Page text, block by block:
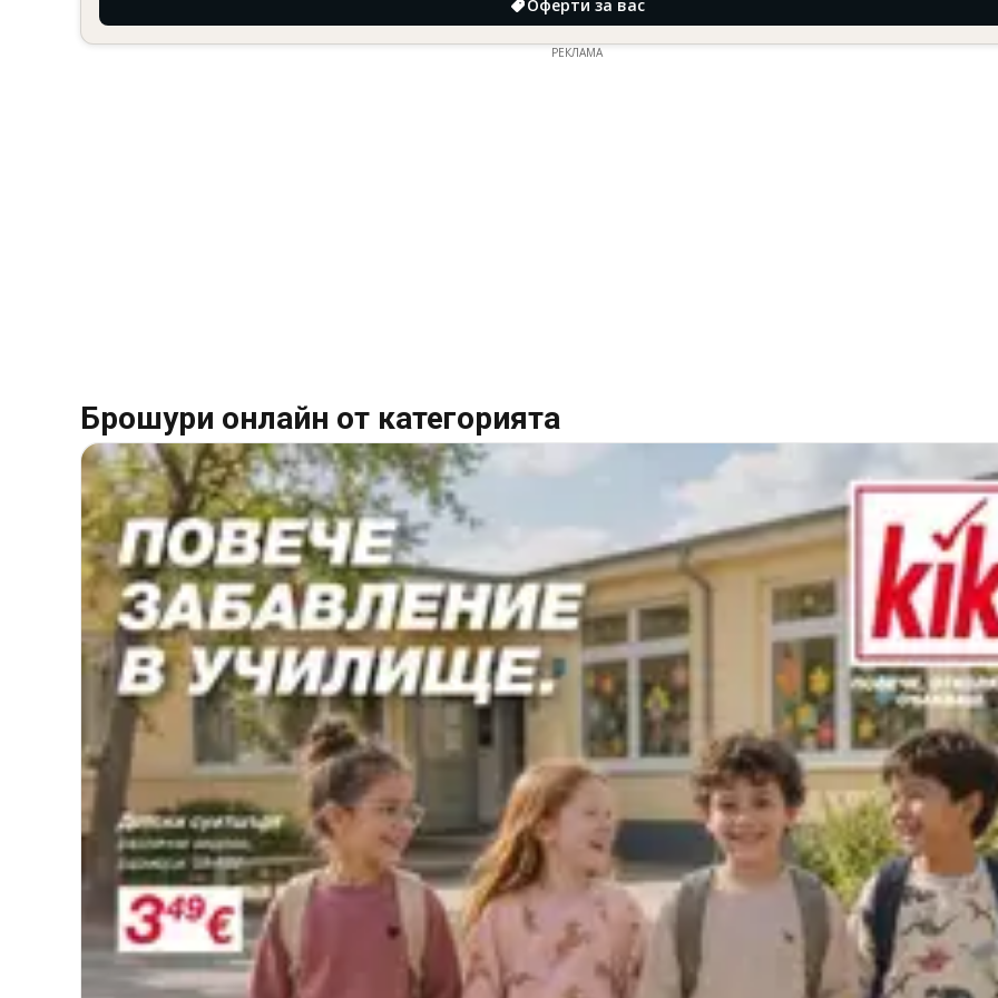
Оферти за вас
РЕКЛАМА
Брошури онлайн от категорията